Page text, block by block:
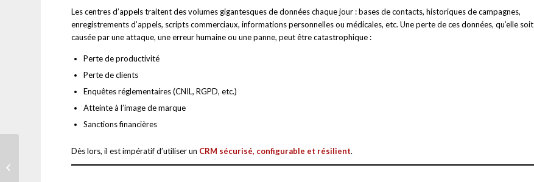
Les centres d’appels traitent des volumes gigantesques de données chaque jour : bases de contacts, historiques de campagnes,
enregistrements d’appels, scripts commerciaux, informations personnelles ou médicales, etc. Une perte de ces données, qu’elle soit
causée par une attaque, une erreur humaine ou une panne, peut être catastrophique :
Perte de productivité
Perte de clients
Enquêtes réglementaires (CNIL, RGPD, etc.)
Atteinte à l’image de marque
Sanctions financières
Dès lors, il est impératif d’utiliser un CRM sécurisé, configurable et résilient.
Centres d’appels 4.0 :